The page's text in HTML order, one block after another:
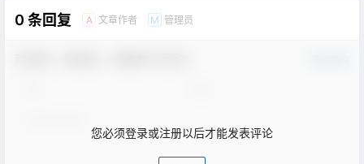
0 条回复 A 文章作者 M 管理员
您必须登录或注册以后才能发表评论